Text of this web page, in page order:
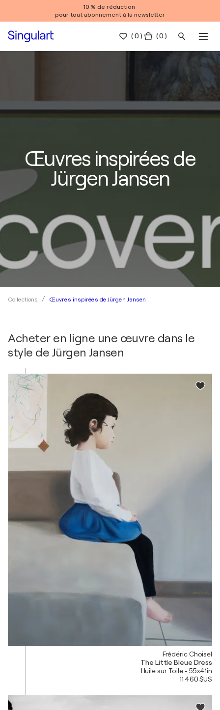
10 % de réduction
pour tout abonnement à la newsletter
(0 ) ( 0 )
Œuvres inspirées de
Jürgen Jansen
Collections Œuvres inspirées de Jürgen Jansen
Acheter en ligne une œuvre dans le
style de Jürgen Jansen
Frédéric Choisel
The Little Bleue Dress
Huile sur Toile - 55x41in
11 460 $US